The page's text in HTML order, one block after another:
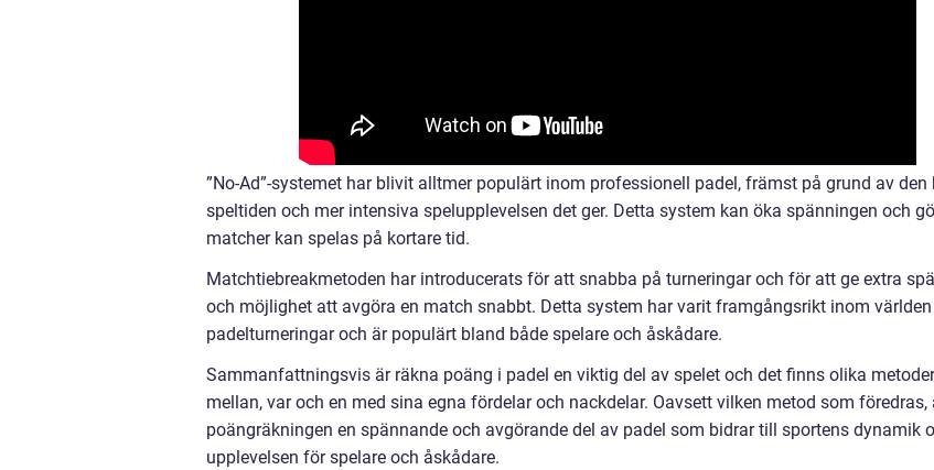
”No-Ad”-systemet har blivit alltmer populärt inom professionell padel, främst på grund av den
speltiden och mer intensiva spelupplevelsen det ger. Detta system kan öka spänningen och
matcher kan spelas på kortare tid.
Matchtiebreakmetoden har introducerats för att snabba på turneringar och för att ge extra
och möjlighet att avgöra en match snabbt. Detta system har varit framgångsrikt inom
padelturneringar och är populärt bland både spelare och åskådare.
Sammanfattningsvis är räkna poäng i padel en viktig del av spelet och det finns olika
mellan, var och en med sina egna fördelar och nackdelar. Oavsett vilken metod som föredras,
poängräkningen en spännande och avgörande del av padel som bidrar till sportens dynamik
upplevelsen för spelare och åskådare.